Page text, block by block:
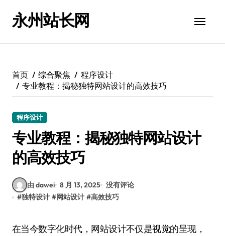
永州站长网
首页 综合聚焦
程序设计
专业教程：揭秘独特网站设计的高效技巧
程序设计
专业教程：揭秘独特网站设计
的高效技巧
由 dawei 8 月 13, 2025 没有评论
#独特设计 #网站设计 #高效技巧
在当今数字化时代，网站设计不仅是视觉的呈现，